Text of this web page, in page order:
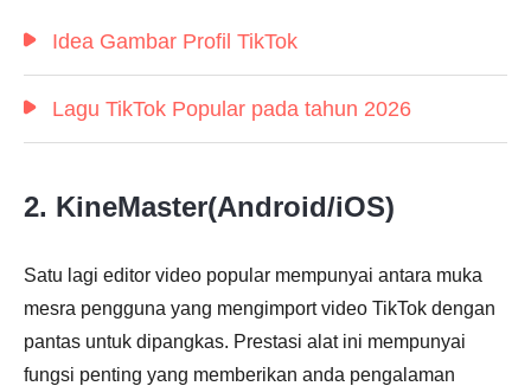
Langkah
1.
Idea Gambar Profil TikTok
Lagu TikTok Popular pada tahun 2026
2. KineMaster(Android/iOS)
Satu lagi editor video popular mempunyai antara muka
mesra pengguna yang mengimport video TikTok dengan
pantas untuk dipangkas. Prestasi alat ini mempunyai
fungsi penting yang memberikan anda pengalaman